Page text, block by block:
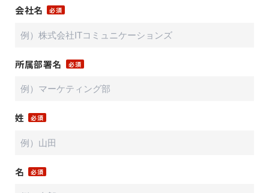
会社名
所属部署名
姓
名